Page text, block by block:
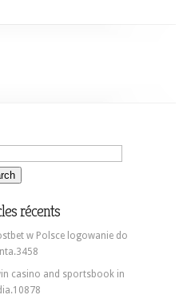
récents
w Polsce logowanie do
casino and sportsbook in